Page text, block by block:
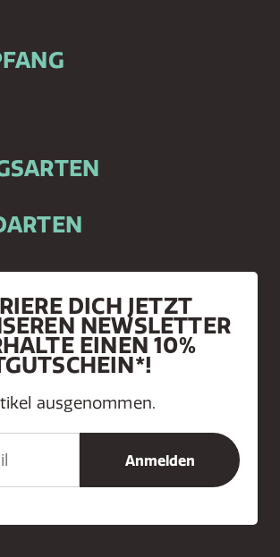
DICH JETZT
NEWSLETTER
EINEN 10%
ausgenommen.